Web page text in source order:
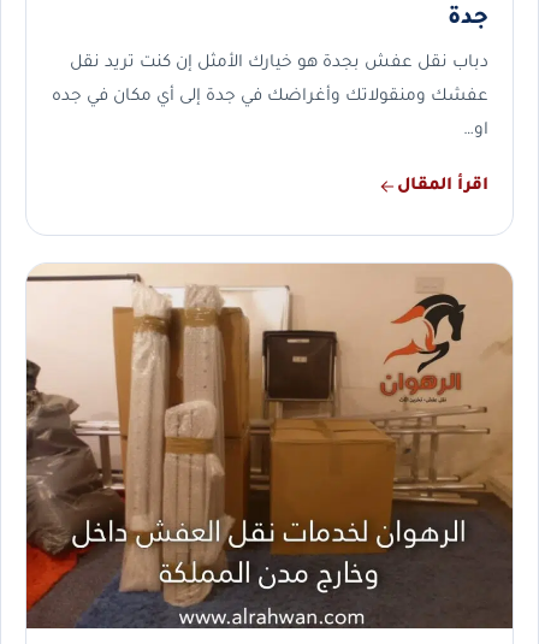
جدة
دباب نقل عفش بجدة هو خيارك الأمثل إن كنت تريد نقل
عفشك ومنقولاتك وأغراضك في جدة إلى أي مكان في جده
او…
اقرأ المقال